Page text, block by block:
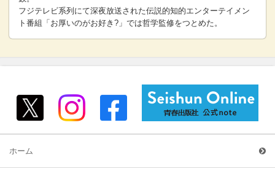
フジテレビ系列にて深夜放送された伝説的知的エンターテイメン
ト番組「お厚いのがお好き?」では哲学監修をつとめた。
ホーム